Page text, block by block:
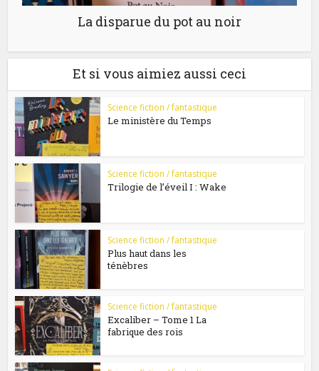
La disparue du pot au noir
Et si vous aimiez aussi ceci
Science fiction / fantastique
Le ministère du Temps
Science fiction / fantastique
Trilogie de l’éveil I : Wake
Science fiction / fantastique
Plus haut dans les
ténèbres
Science fiction / fantastique
Excaliber – Tome 1 La
fabrique des rois